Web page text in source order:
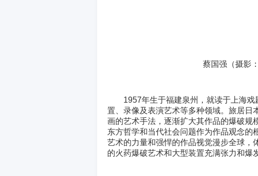
蔡国强（摄影
1957年生于福建泉州，就读于上海
置、录像及表演艺术等多种领域。旅居日
画的艺术手法，逐渐扩大其作品的爆破规
东方哲学和当代社会问题作为作品观念的
艺术的力量和强悍的作品视觉漫步全球，
的火药爆破艺术和大型装置充满张力和爆